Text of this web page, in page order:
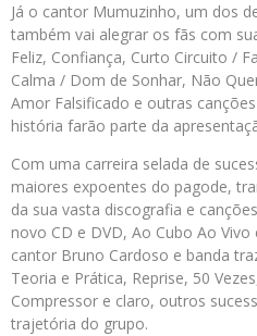
Já o cantor Mumuzinho, um dos
também vai alegrar os fãs com
Feliz, Confiança, Curto Circuito /
Calma / Dom de Sonhar, Não
Amor Falsificado e outras
história farão parte da
Com uma carreira selada de
maiores expoentes do pagode,
da sua vasta discografia e
novo CD e DVD, Ao Cubo Ao
cantor Bruno Cardoso e banda
Teoria e Prática, Reprise, 50
Compressor e claro, outros
trajetória do grupo.